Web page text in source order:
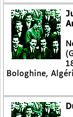
Bologhine,